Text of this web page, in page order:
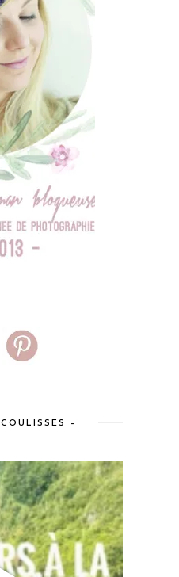
–